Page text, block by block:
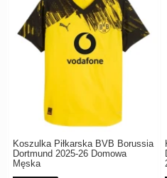
Koszulka Piłkarska BVB Borussia
Dortmund 2025-26 Domowa
Męska